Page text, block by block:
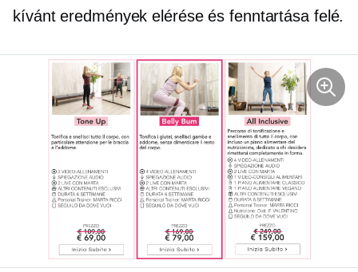
kívánt eredmények elérése és fenntartása felé.